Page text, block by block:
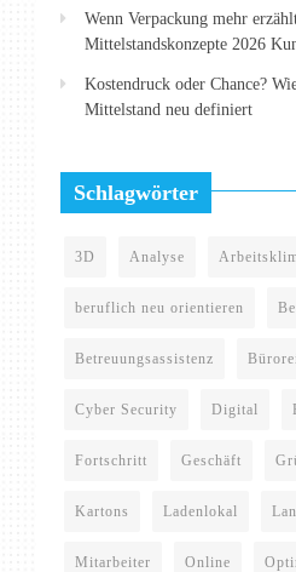
Wenn Verpackung mehr
Mittelstandskonzepte 2026
Kostendruck oder Chance?
Mittelstand neu definiert
Schlagwörter
3D Analyse
beruflich neu orientieren
Betreuungsassistenz
Cyber Security Digital
Fortschritt Geschäft
Kartons Ladenlokal
Mitarbeiter Online